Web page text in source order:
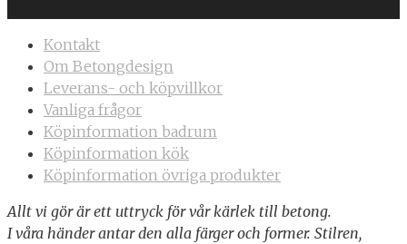
Kontakt
Om Betongdesign
Leverans- och köpvillkor
Vanliga frågor
Köpinformation badrum
Köpinformation kök
Köpinformation övriga produkter
Allt vi gör är ett uttryck för vår kärlek till betong.
I våra händer antar den alla färger och former. Stilren,